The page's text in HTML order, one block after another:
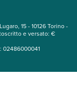
15 - 10126 Torino -
e versato: €
02486000041